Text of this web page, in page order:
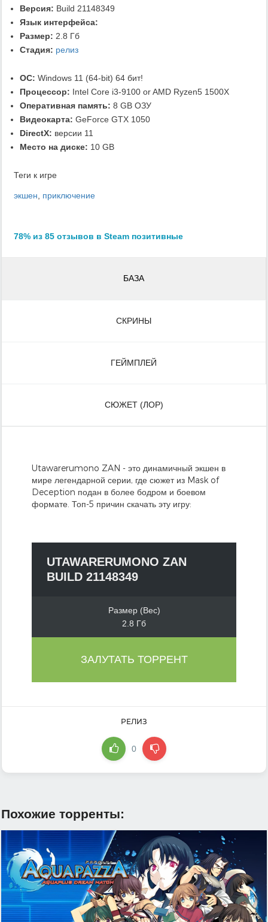
Версия: Build 21148349
Язык интерфейса:
Размер: 2.8 Гб
Стадия: релиз
ОС: Windows 11 (64-bit) 64 бит!
Процессор: Intel Core i3-9100 or AMD Ryzen5 1500X
Оперативная память: 8 GB ОЗУ
Видеокарта: GeForce GTX 1050
DirectX: версии 11
Место на диске: 10 GB
Теги к игре
экшен приключение
78% из 85 отзывов в Steam позитивные
БАЗА
СКРИНЫ
ГЕЙМПЛЕЙ
СЮЖЕТ (ЛОР)
Utawarerumono ZAN - это динамичный экшен в
мире легендарной серии, где сюжет из Mask of
Deception подан в более бодром и боевом
формате. Топ-5 причин скачать эту игру:
UTAWARERUMONO ZAN
BUILD 21148349
Размер (Вес)
2.8 Гб
ЗАЛУТАТЬ ТОРРЕНТ
РЕЛИЗ
0
Похожие торренты: